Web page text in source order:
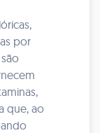
por
que, ao